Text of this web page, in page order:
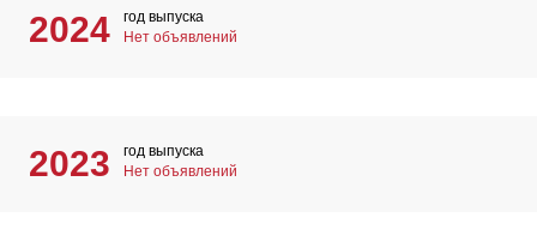
2024
год выпуска
Нет объявлений
2023
год выпуска
Нет объявлений